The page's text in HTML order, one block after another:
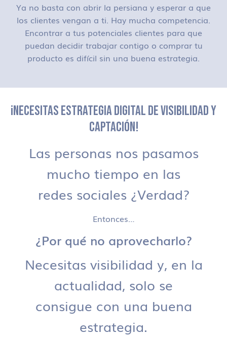
Ya no basta con abrir la persiana y esperar a que
los clientes vengan a ti. Hay mucha competencia.
Encontrar a tus potenciales clientes para que
puedan decidir trabajar contigo o comprar tu
producto es difícil sin una buena estrategia.
¡NECESITAS ESTRATEGIA DIGITAL DE VISIBILIDAD Y
CAPTACIÓN!
Las personas nos pasamos
mucho tiempo en las
redes sociales ¿Verdad?
Entonces…
¿Por qué no aprovecharlo?
Necesitas visibilidad y, en la
actualidad, solo se
consigue con una buena
estrategia.